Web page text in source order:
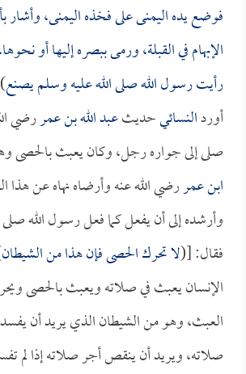
فوضع يده اليمنى على فخذه اليمنى، وأشار
الإبهام في القبلة، ورمى ببصره إليها أو
رأيت رسول الله صلى الله عليه وسلم يصنع
أوردالنسائيحديثعبد الله بن عمررضي
صلى إلى جواره رجل، وكان يعبث بالحصى
ابن عمررضي الله عنه وأرضاه نهاه عن هذا
وأرشده إلى أن يفعل كما فعل رسول الله
فقال: [(لا تحرك الحصى فإن هذا من الشيطان
الإنسان يعبث في صلاته ويعبث بالحصى
العبث، وهو من الشيطان الذي يريد أن
صلاته، ويريد أن ينقص أجر صلاته إذا لم